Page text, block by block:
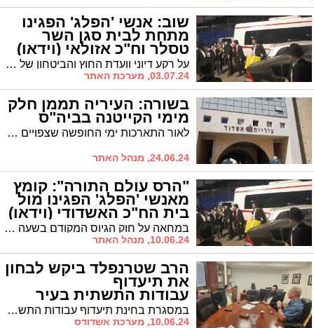
שוב: אנשי 'הפלג' הפגינו
מתחת לבית סגן השר
טסלר וח"כ אזולאי (וידאו)
על רקע דיוני וועדת החוץ והביטחון של הכנסת בחוק הגיוס המתגבש, אנשי 'הפלג הירושלמי' שוב הפגינו הלילה מתחת לבתיהם של הפרלמנטרים האשדודים, סגן השר יעקב טסלר בלב רובע ז' וח"כ ינון אזולאי מש"ס
03.07.24, מערכת האתר
בשורה: העיריה תממן חלק
מימי הקייטנה בביה"ס
לאור התארכות ימי החופשה שצפויים לעמוד השנה על חמישה שבועות, תממן עיריית אשדוד שבוע אחד מתוך השבועות שבהם תופעל קייטנה בביה"ס. המימון - באמצעות 'מאוגדים' ו'מעגלים'
24.06.24, מנהל האתר
"הרס עולם התורה": קומץ
מאנשי 'הפלג' הפגינו מול
בית הח"כ האשדודי (וידאו)
במחאה על חוק הגיוס המקודם בשעה זו במליאת הכנסת, מפגינים בשעה זו אנשי הפלג הירושלמי מול ביתו של ח"כ הרב ינון אזולאי
10.06.24, מנהל האתר
הרב שטרנפלד ביקש לבחון
את תיעדוף
עבודות התשתית בעיר
במסגרת בחינת תיעדוף עבודות התשתית בעיר, נועדו היום בלשכת סגן רה"ע הרב ווינגרטן, הממונה על תיק אחזקה מטעם אגו"י הרב שטרנפלד יחד עם מנהל אגף התפעול שלמה רוטנברג
10.06.24, מערכת אשדודס